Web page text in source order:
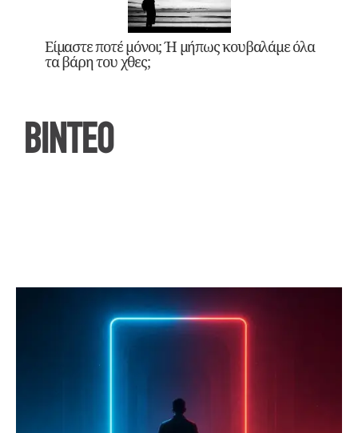
Είμαστε ποτέ μόνοι; Ή μήπως κουβαλάμε όλα
τα βάρη του χθες;
ΒΙΝΤΕΟ